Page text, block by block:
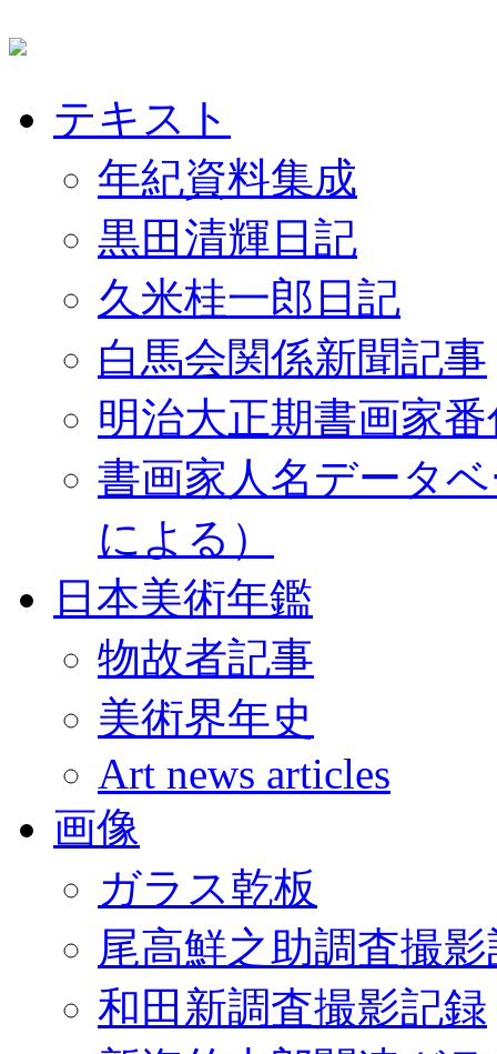
テキスト
年紀資料集成
黒田清輝日記
久米桂一郎日記
白馬会関係新聞記事
明治大正期書画家
書画家人名データ
による）
日本美術年鑑
物故者記事
美術界年史
Art news articles
画像
ガラス乾板
尾高鮮之助調査撮
和田新調査撮影記録